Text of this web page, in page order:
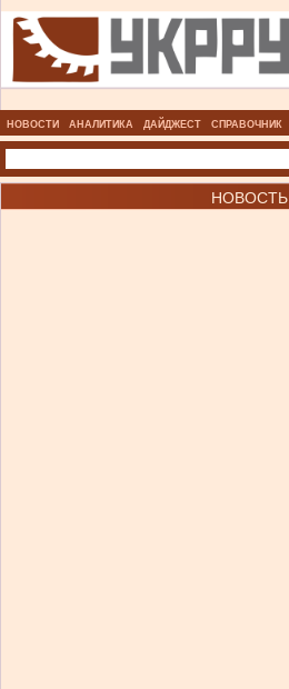
НОВОСТИ АНАЛИТИКА ДАЙДЖЕСТ СПРАВОЧНИК
НОВОСТЬ